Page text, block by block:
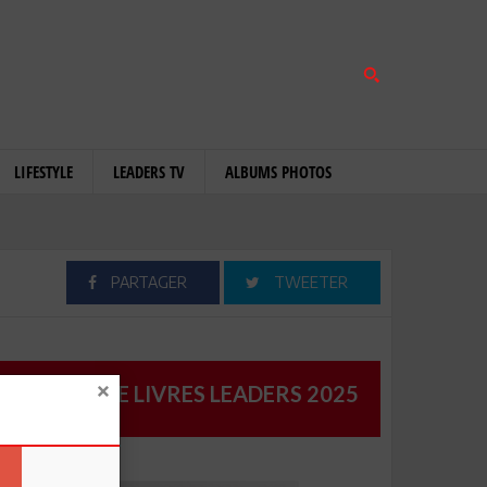
LIFESTYLE LEADERS TV ALBUMS PHOTOS
PARTAGER TWEETER
CATALOGUE LIVRES LEADERS 2025